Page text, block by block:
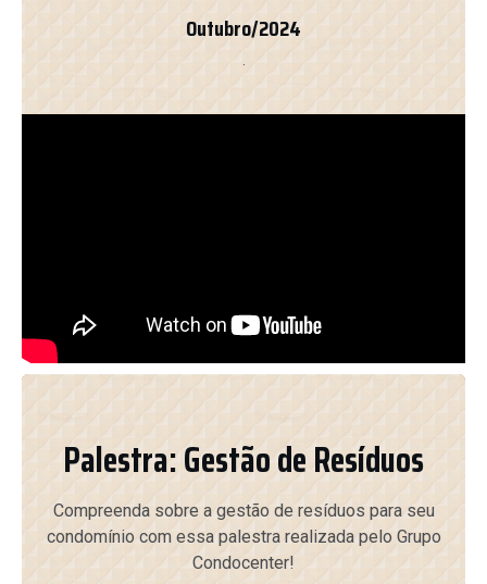
Outubro/2024
Palestra: Gestão de Resíduos
Compreenda sobre a gestão de resíduos para seu
condomínio com essa palestra realizada pelo Grupo
Condocenter!